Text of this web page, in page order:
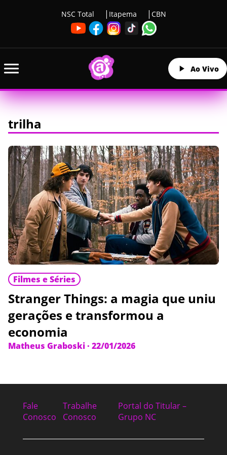
NSC Total Itapema CBN
Ao Vivo
trilha
Filmes e Séries
Stranger Things: a magia que uniu
gerações e transformou a
economia
Matheus Graboski· 22/01/2026
Fale
Conosco
Trabalhe
Conosco
Portal do Titular –
Grupo NC